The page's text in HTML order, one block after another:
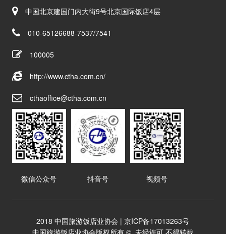
中国北京建国门内大街9号北京国际饭店4层
010-65126688-7537/7541
100005
http://www.ctha.com.cn/
cthaoffice@ctha.com.cn
微信公众号 抖音号 视频号
2018 中国旅游饭店业协会 |京ICP备17013263号
中国旅游饭店业协会版权所有 ©. 未经许可 不得转载